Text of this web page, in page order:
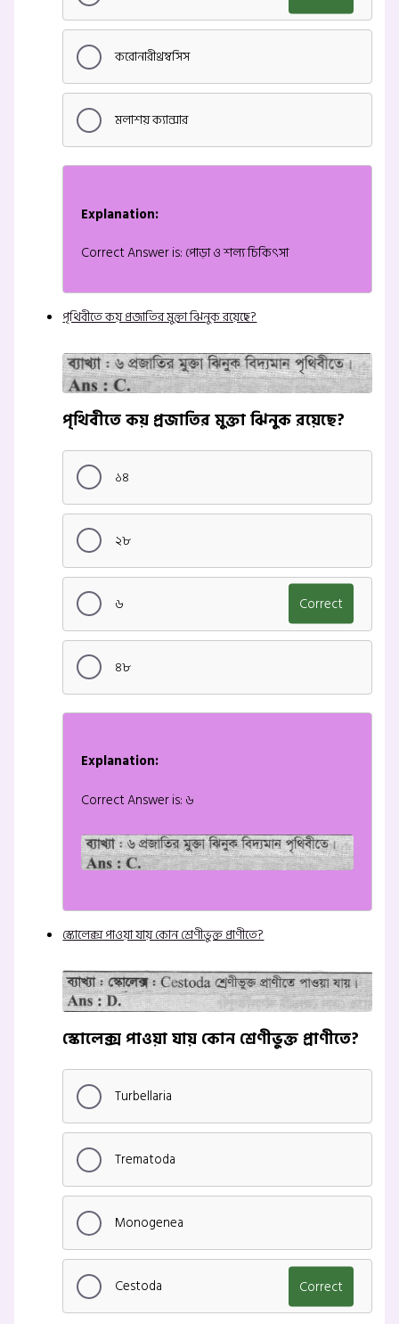
করোনারীথ্রম্বসিস
মলাশয় ক্যান্সার
Explanation:
Correct Answer is: পোড়া ও শল্য চিকিৎসা
পৃথিবীতে কয় প্রজাতির মুক্তা ঝিনুক রয়েছে?
পৃথিবীতে কয় প্রজাতির মুক্তা ঝিনুক রয়েছে?
১৪
২৮
৬ Correct
৪৮
Explanation:
Correct Answer is: ৬
স্কোলেক্স পাওয়া যায় কোন শ্রেণীভুক্ত প্রাণীতে?
স্কোলেক্স পাওয়া যায় কোন শ্রেণীভুক্ত প্রাণীতে?
Turbellaria
Trematoda
Monogenea
Cestoda Correct